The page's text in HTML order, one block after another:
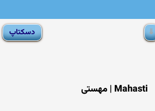
Mahasti | مهستی